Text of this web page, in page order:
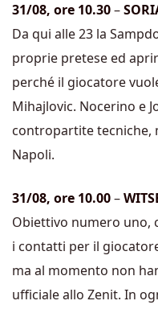
31/08, ore 10.30–
Da qui alle 23 la
proprie pretese ed
perché il giocatore
Mihajlovic. Nocerino e
contropartite tecniche,
Napoli.
31/08, ore 10.00–
Obiettivo numero uno,
i contatti per il
ma al momento non
ufficiale allo Zenit. In